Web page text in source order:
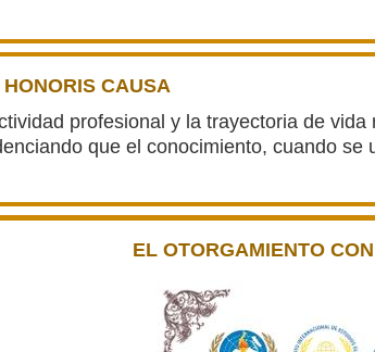
CAUSA
profesional y la trayectoria de
que el conocimiento, cuando se
EL OTORGAMIENTO